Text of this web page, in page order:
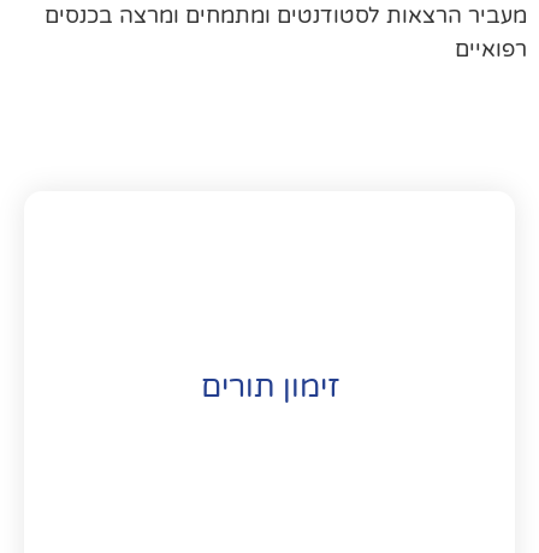
הרצאות לסטודנטים ומתמחים ומרצה בכנסים
זימון תורים